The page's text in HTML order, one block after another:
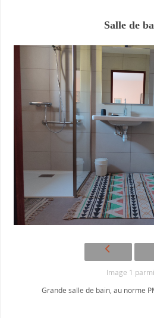
Salle de
Image 1
Grande salle de bain, au norme